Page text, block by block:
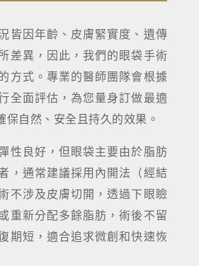
皆因年齡、皮膚緊實度、遺傳
差異，因此，我們的眼袋手術
方式。專業的醫師團隊會根據
全面評估，為您量身訂做最適
保自然、安全且持久的效果。
性良好，但眼袋主要由於脂肪
，通常建議採用內開法（經結
不涉及皮膚切開，透過下眼瞼
重新分配多餘脂肪，術後不留
期短，適合追求微創和快速恢